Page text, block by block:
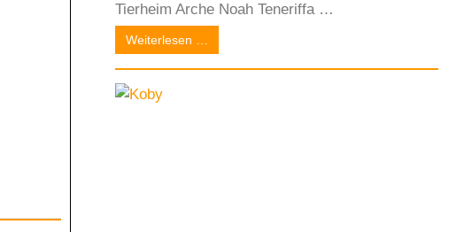
Tierheim Arche Noah Teneriffa …
Weiterlesen …